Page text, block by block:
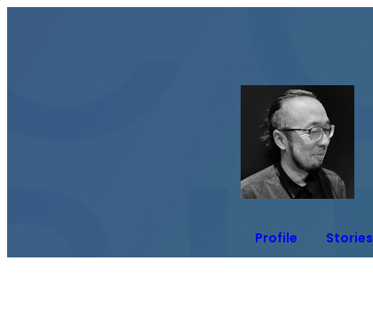
Profile Stories